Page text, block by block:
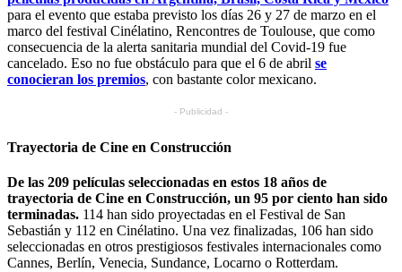
para el evento que estaba previsto los días 26 y 27 de marzo en el
marco del festival Cinélatino, Rencontres de Toulouse, que como
consecuencia de la alerta sanitaria mundial del Covid-19 fue
cancelado. Eso no fue obstáculo para que el 6 de abril se
conocieran los premios, con bastante color mexicano.
- Publicidad -
Trayectoria de Cine en Construcción
De las 209 películas seleccionadas en estos 18 años de
trayectoria de Cine en Construcción, un 95 por ciento han sido
terminadas. 114 han sido proyectadas en el Festival de San
Sebastián y 112 en Cinélatino. Una vez finalizadas, 106 han sido
seleccionadas en otros prestigiosos festivales internacionales como
Cannes, Berlín, Venecia, Sundance, Locarno o Rotterdam.